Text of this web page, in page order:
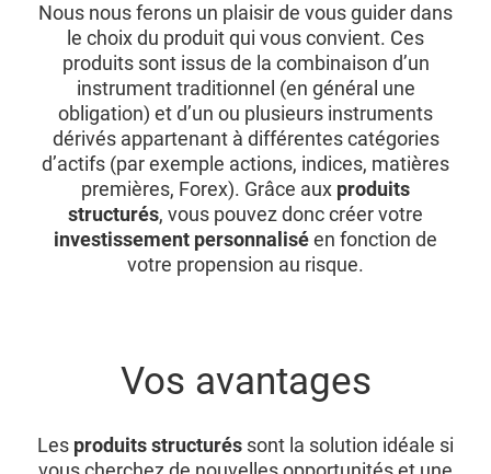
Nous nous ferons un plaisir de vous guider dans
le choix du produit qui vous convient. Ces
produits sont issus de la combinaison d’un
instrument traditionnel (en général une
obligation) et d’un ou plusieurs instruments
dérivés appartenant à différentes catégories
d’actifs (par exemple actions, indices, matières
premières, Forex). Grâce aux produits
structurés, vous pouvez donc créer votre
investissement personnaliséen fonction de
votre propension au risque.
Vos avantages
Les produits structurés sont la solution idéale si